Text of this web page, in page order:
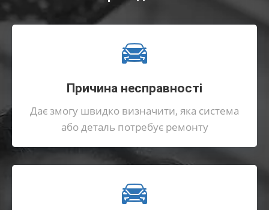
Причина несправності
Дає змогу швидко визначити, яка система
або деталь потребує ремонту